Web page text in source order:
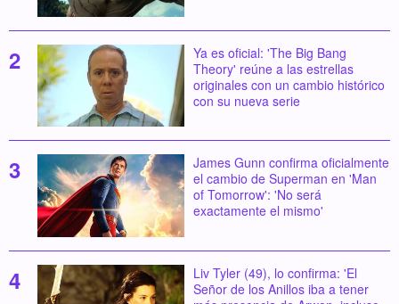
Ya es oficial: 'The Big Bang
Theory' reúne a las estrellas
originales con un cambio histórico
con su nueva serie
James Gunn confirma oficialmente
el cambio de Superman en 'Man
of Tomorrow': 'No será
exactamente el mismo'
Liv Tyler (49), lo confirma: 'El
Señor de los Anillos iba a tener